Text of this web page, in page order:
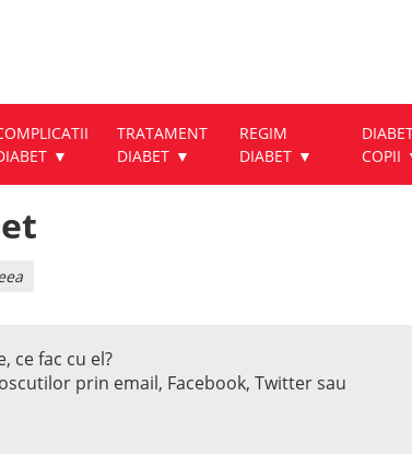
TRATAMENT
DIABET
REGIM
DIABET
COPII
ce fac cu el?
prin email, Facebook, Twitter sau